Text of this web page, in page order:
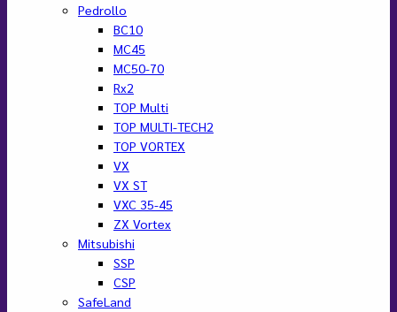
Pedrollo
BC10
MC45
MC50-70
Rx2
TOP Multi
TOP MULTI-TECH2
TOP VORTEX
VX
VX ST
VXC 35-45
ZX Vortex
Mitsubishi
SSP
CSP
SafeLand